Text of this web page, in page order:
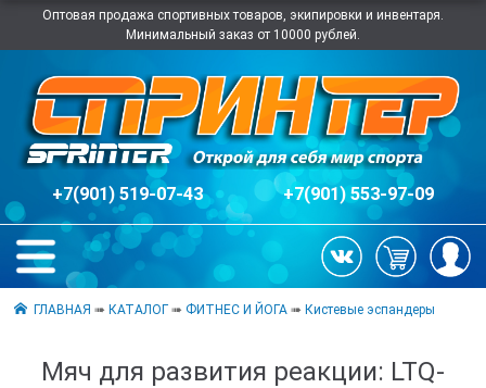
Оптовая продажа спортивных товаров, экипировки и инвентаря.
Минимальный заказ от 10000 рублей.
+7(901) 519-07-43 +7(901) 553-97-09
ГЛАВНАЯ ➠КАТАЛОГ ➠ ФИТНЕС И ЙОГА ➠Кистевые эспандеры
Мяч для развития реакции: LTQ-